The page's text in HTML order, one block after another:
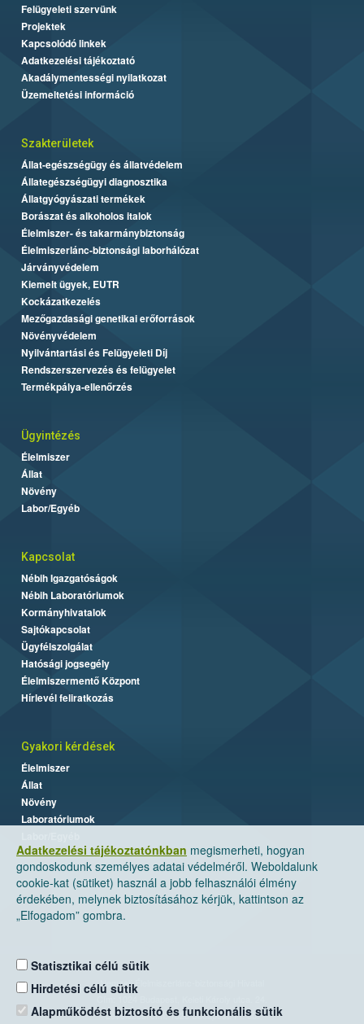
Adatkezelési tájékoztatónkban megismerheti, hogyan
gondoskodunk személyes adatai védelméről. Weboldalunk
cookie-kat (sütiket) használ a jobb felhasználói élmény
érdekében, melynek biztosításához kérjük, kattintson az
„Elfogadom” gombra.
Statisztikai célú sütik
Hirdetési célú sütik
Alapműködést biztosító és funkcionális sütik
Felügyeleti szervünk
Projektek
Kapcsolódó linkek
Adatkezelési tájékoztató
Akadálymentességi nyilatkozat
Üzemeltetési információ
Szakterületek
Állat-egészségügy és állatvédelem
Állategészségügyi diagnosztika
Állatgyógyászati termékek
Borászat és alkoholos italok
Élelmiszer- és takarmánybiztonság
Élelmiszerlánc-biztonsági laborhálózat
Járványvédelem
Kiemelt ügyek, EUTR
Kockázatkezelés
Mezőgazdasági genetikai erőforrások
Növényvédelem
Nyilvántartási és Felügyeleti Díj
Rendszerszervezés és felügyelet
Termékpálya-ellenőrzés
Ügyintézés
Élelmiszer
Állat
Növény
Labor/Egyéb
Kapcsolat
Nébih Igazgatóságok
Nébih Laboratóriumok
Kormányhivatalok
Sajtókapcsolat
Ügyfélszolgálat
Hatósági jogsegély
Élelmiszermentő Központ
Hírlevél feliratkozás
Gyakori kérdések
Élelmiszer
Állat
Növény
Laboratóriumok
Nemzeti Élelmiszerlánc-biztonsági Hivatal
Levelezési cím: 1525 Budapest. Pf. 30.